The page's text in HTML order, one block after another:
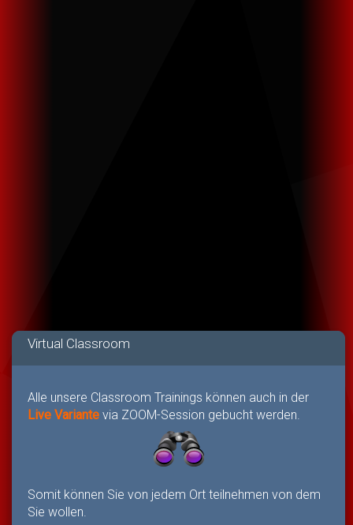
Virtual Classroom
Alle unsere Classroom Trainings können auch in der
Live Variante via ZOOM-Session gebucht werden.
Somit können Sie von jedem Ort teilnehmen von dem
Sie wollen.